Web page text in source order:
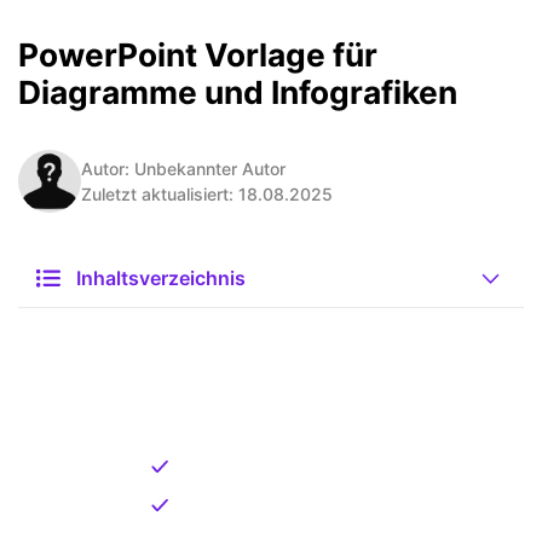
PowerPoint Vorlage für
Diagramme und Infografiken
Autor: Unbekannter Autor
Zuletzt aktualisiert: 18.08.2025
Inhaltsverzeichnis